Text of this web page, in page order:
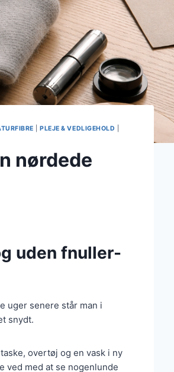
|PLEJE & VEDLIGEHOLD
nørdede
uden fnuller-
uger senere står man i
snydt.
overtøj og en vask i ny
ved med at se nogenlunde